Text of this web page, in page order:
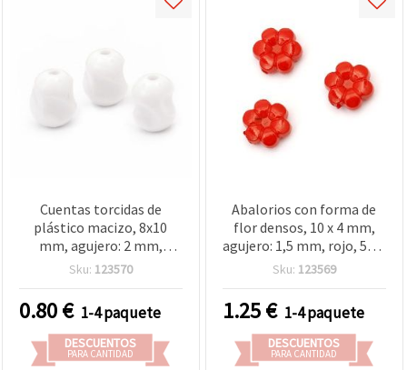
Cuentas torcidas de
plástico macizo, 8x10
mm, agujero: 2 mm,
blanco - 20 g (~41 uds.)
Sku: 123570
0.80€ 1-4 paquete
DESCUENTOS
PARA CANTIDAD
Abalorios con forma de
flor densos, 10 x 4 mm,
agujero: 1,5 mm, rojo, 50 g
(~150 uds), para
Sku: 123569
1.25€ 1-4 paquete
DESCUENTOS
PARA CANTIDAD